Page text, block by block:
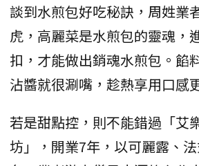
談到水煎包好吃秘訣，周姓業
虎，高麗菜是水煎包的靈魂，
扣，才能做出銷魂水煎包。餡
沾醬就很涮嘴，趁熱享用口感
若是甜點控，則不能錯過「艾
坊」，開業7年，以可麗露、